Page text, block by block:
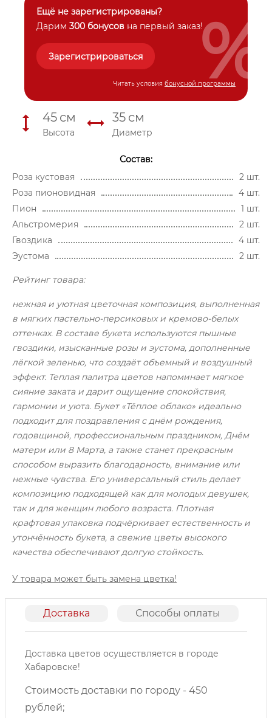
Ещё не зарегистрированы?
Дарим 300 бонусов на первый заказ!
Зарегистрироваться
Читать условия бонусной программы
%
45 см
Высота
35 см
Диаметр
Состав:
Роза кустовая
2 шт.
Роза пионовидная
4 шт.
Пион
1 шт.
Альстромерия
2 шт.
Гвоздика
4 шт.
Эустома
2 шт.
Рейтинг товара:
нежная и уютная цветочная композиция, выполненная
в мягких пастельно-персиковых и кремово-белых
оттенках. В составе букета используются пышные
гвоздики, изысканные розы и эустома, дополненные
лёгкой зеленью, что создаёт объемный и воздушный
эффект. Теплая палитра цветов напоминает мягкое
сияние заката и дарит ощущение спокойствия,
гармонии и уюта. Букет «Тёплое облако» идеально
подходит для поздравления с днём рождения,
годовщиной, профессиональным праздником, Днём
матери или 8 Марта, а также станет прекрасным
способом выразить благодарность, внимание или
нежные чувства. Его универсальный стиль делает
композицию подходящей как для молодых девушек,
так и для женщин любого возраста. Плотная
крафтовая упаковка подчёркивает естественность и
утончённость букета, а свежие цветы высокого
качества обеспечивают долгую стойкость.
У товара может быть замена цветка!
Доставка Способы оплаты
Доставка цветов осуществляется в городе
Хабаровске!
Стоимость доставки по городу - 450
рублей;